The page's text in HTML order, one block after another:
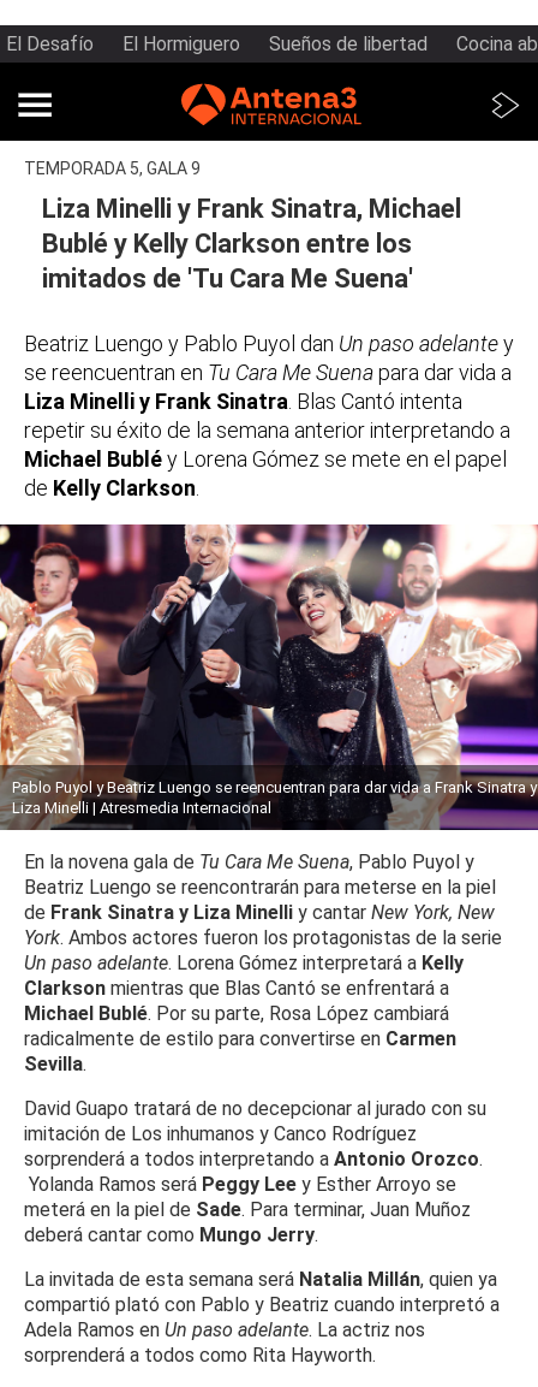
El Desafío El Hormiguero Sueños de libertad Cocina
TEMPORADA 5, GALA 9
Liza Minelli y Frank Sinatra, Michael
Bublé y Kelly Clarkson entre los
imitados de 'Tu Cara Me Suena'
Beatriz Luengo y Pablo Puyol dan Un paso adelantey
se reencuentran en Tu Cara Me Suenapara dar vida a
Liza Minelli y Frank Sinatra . Blas Cantó intenta
repetir su éxito de la semana anterior interpretando a
Michael Bubléy Lorena Gómez se mete en el papel
de Kelly Clarkson
Pablo Puyol y Beatriz Luengo se reencuentran para dar vida a Frank Sinatra y
Liza Minelli | Atresmedia Internacional
En la novena gala de Tu Cara Me Suena, Pablo Puyol y
Beatriz Luengo se reencontrarán para meterse en la piel
de Frank Sinatra y Liza Minelli y cantar New York, New
York. Ambos actores fueron los protagonistas de la serie
Un paso adelante. Lorena Gómez interpretará a Kelly
Clarkson mientras que Blas Cantó se enfrentará a
Michael Bublé. Por su parte, Rosa López cambiará
radicalmente de estilo para convertirse en Carmen
Sevilla.
David Guapo tratará de no decepcionar al jurado con su
imitación de Los inhumanos y Canco Rodríguez
sorprenderá a todos interpretando a Antonio Orozco.
Yolanda Ramos será Peggy Lee y Esther Arroyo se
meterá en la piel de Sade. Para terminar, Juan Muñoz
deberá cantar como Mungo Jerry.
La invitada de esta semana será Natalia Millán, quien ya
compartió plató con Pablo y Beatriz cuando interpretó a
Adela Ramos en Un paso adelante. La actriz nos
sorprenderá a todos como Rita Hayworth.